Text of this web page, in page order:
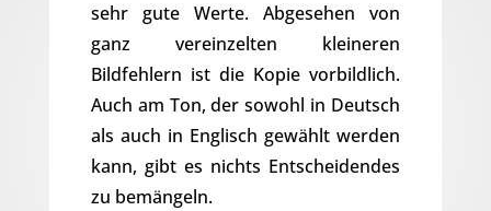
sehr gute Werte. Abgesehen von
ganz vereinzelten kleineren
Bildfehlern ist die Kopie vorbildlich.
Auch am Ton, der sowohl in Deutsch
als auch in Englisch gewählt werden
kann, gibt es nichts Entscheidendes
zu bemängeln.